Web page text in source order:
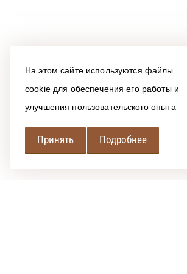
На этом сайте используются файлы
cookie для обеспечения его работы и
улучшения пользовательского опыта
Принять Подробнее